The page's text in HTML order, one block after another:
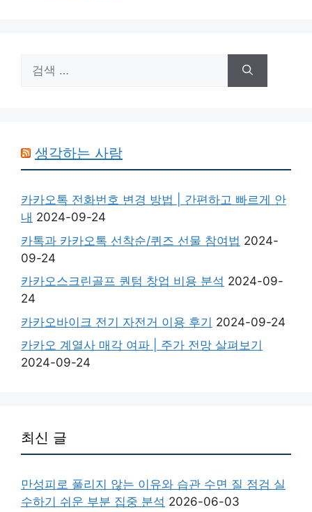
색:
생각하는 사람
카카오톡 전화번호 변경 방법 | 간편하고 빠르게 안
내 2024-09-24
카톡과 카카오톡 선착순/퀴즈 선물 참여법 2024-
09-24
카카오스크린골프 퀀텀 창업 비용 분석 2024-09-
24
카카오바이크 전기 자전거 이용 후기 2024-09-24
카카오 계열사 매각 여파 | 주가 전망 살펴보기
2024-09-24
최신 글
만성피로 풀리지 않는 이유와 습관 수면 질 점검 실
수하기 쉬운 부분 집중 분석 2026-06-03